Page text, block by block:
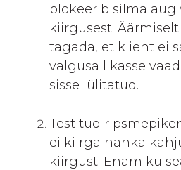
blokeerib silmalaug
kiirgusest.
tagada, et klient ei
valgusallikasse
sisse lülitatud.
Testitud
ei kiirga nahka
kiirgust. Enamiku